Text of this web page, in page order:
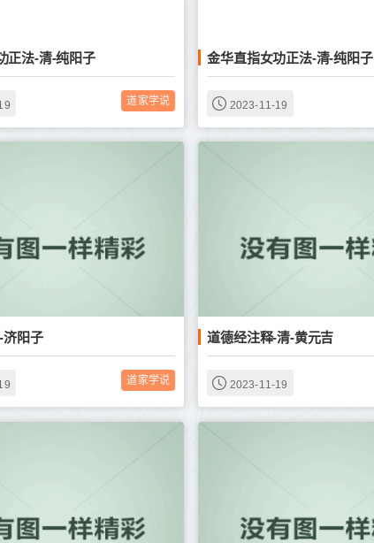
正法-清-纯阳子
道家学说
金华直指女功正法-清-纯阳子
2023-11-19
济阳子
道家学说
道德经注释-清-黄元吉
2023-11-19